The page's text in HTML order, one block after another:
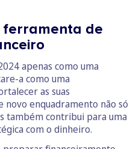
ferramenta de
apenas como uma
a como uma
as suas
novo enquadramento não só
também contribui para uma
com o dinheiro.